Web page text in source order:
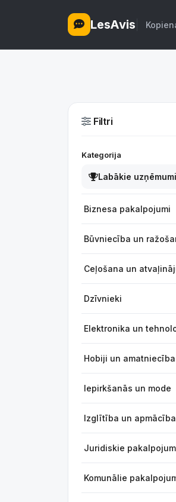
LesAvis
Filtri
Kategorija
Labākie uzņēmumi
Biznesa pakalpojumi
Būvniecība un
Ceļošana un
Dzīvnieki
Elektronika un
Hobiji un amatniecība
Iepirkšanās un mode
Izglītība un apmācība
Juridiskie
Komunālie